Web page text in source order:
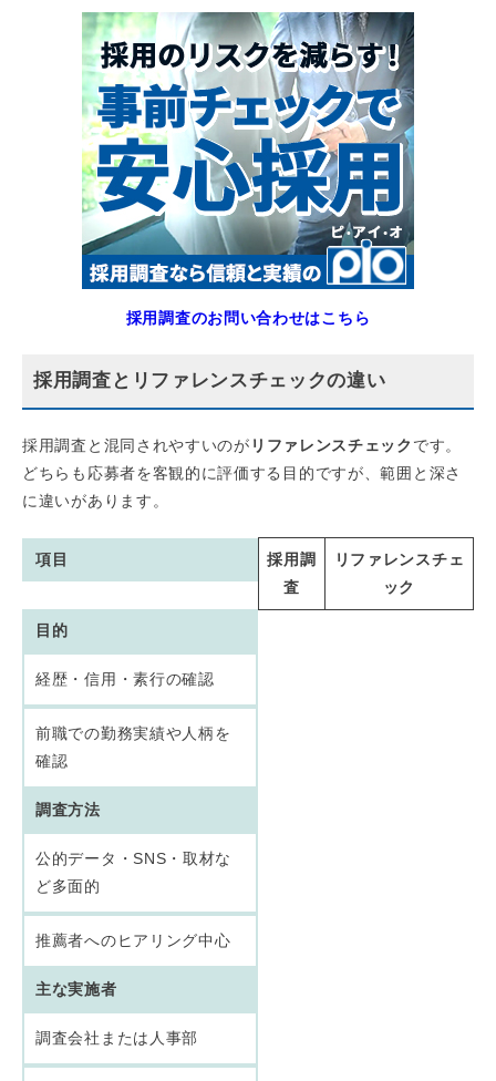
採用調査のお問い合わせはこちら
採用調査とリファレンスチェックの違い
採用調査と混同されやすいのが リファレンスチェック です。
どちらも応募者を客観的に評価する目的ですが、範囲と深さ
に違いがあります。
項目
採用調
査
リファレンスチェ
ック
目的
経歴・信用・素行の確認
前職での勤務実績や人柄を
確認
調査方法
公的データ・SNS・取材な
ど多面的
推薦者へのヒアリング中心
主な実施者
調査会社または人事部